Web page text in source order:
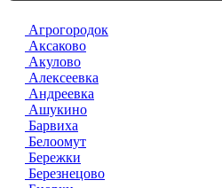
Агрогородок
Аксаково
Акулово
Алексеевка
Андреевка
Ашукино
Барвиха
Белоомут
Бережки
Березнецово